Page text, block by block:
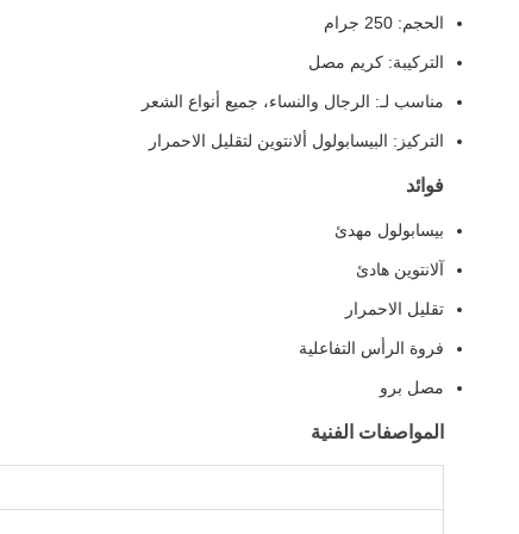
الحجم: 250 جرام
التركيبة: كريم مصل
مناسب لـ: الرجال والنساء، جميع أنواع الشعر
التركيز: البيسابولول ألانتوين لتقليل الاحمرار
فوائد
بيسابولول مهدئ
آلانتوين هادئ
تقليل الاحمرار
فروة الرأس التفاعلية
مصل برو
المواصفات الفنية